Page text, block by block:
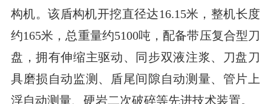
构机。该盾构机开挖直径达16.15米，整机长度
约165米，总重量约5100吨，配备带压复合型刀
盘，拥有伸缩主驱动、同步双液注浆、刀盘刀
具磨损自动监测、盾尾间隙自动测量、管片上
浮自动测量、硬岩二次破碎等先进技术装置。